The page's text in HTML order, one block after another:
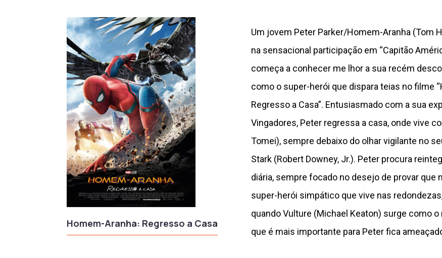
Homem-Aranha: Regresso a Casa
Um jovem Peter Parker/Homem-Aranha (Tom
na sensacional participação em “Capitão
começa a conhecer me lhor a sua recém
como o super-herói que dispara teias no filme
Regresso a Casa”. Entusiasmado com a sua
Vingadores, Peter regressa a casa, onde vive
Tomei), sempre debaixo do olhar vigilante no
Stark (Robert Downey, Jr.). Peter procura
diária, sempre focado no desejo de provar que
super-herói simpático que vive nas
quando Vulture (Michael Keaton) surge como o
que é mais importante para Peter fica